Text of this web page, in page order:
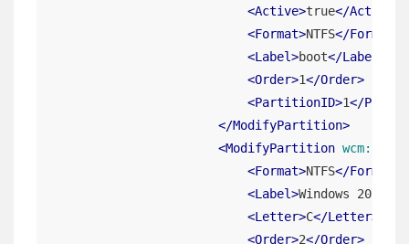
<Active>true</Active
<Format>NTFS</Format
<Label>boot</Label
<Order>1</Order>
<PartitionID>1</
</ModifyPartition>
<ModifyPartition
<Format>NTFS</Format
<Label>Windows 2016
<Letter>C</Letter>
<Order>2</Order>